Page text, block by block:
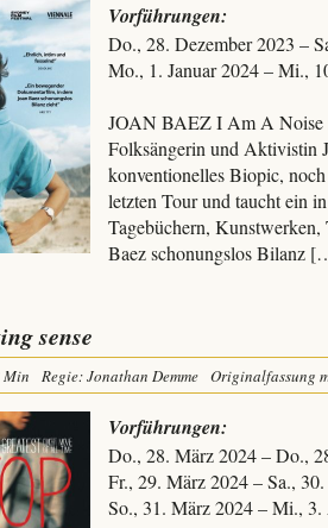
Vorführungen:
Do., 28. Dezember 2023 –
Mo., 1. Januar 2024 – Mi.,
JOAN BAEZ I Am A Noise
Folksängerin und Aktivistin
konventionelles Biopic,
letzten Tour und taucht ein
Tagebüchern,
Baez schonungslos Bilanz
sense
Min Regie: Jonathan Demme Originalfassung
Vorführungen:
Do., 28. März 2024 – Do.,
Fr., 29. März 2024 – Sa.,
So., 31. März 2024 – Mi.,